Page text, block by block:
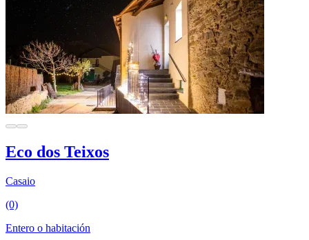
Eco dos Teixos
Casaio
(0)
Entero o habitación